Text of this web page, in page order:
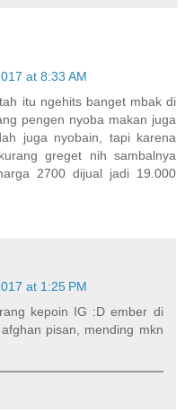
at 8:33 AM
itu ngehits banget mbak di
pengen nyoba makan juga
juga nyobain, tapi karena
greget nih sambalnya
2700 dijual jadi 19.000
at 1:25 PM
kepoin IG :D ember di
pisan, mending mkn